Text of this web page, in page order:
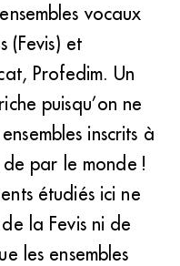
vocaux
(Fevis) et
Profedim. Un
puisqu’on ne
inscrits à
par le monde !
étudiés ici ne
la Fevis ni de
les ensembles